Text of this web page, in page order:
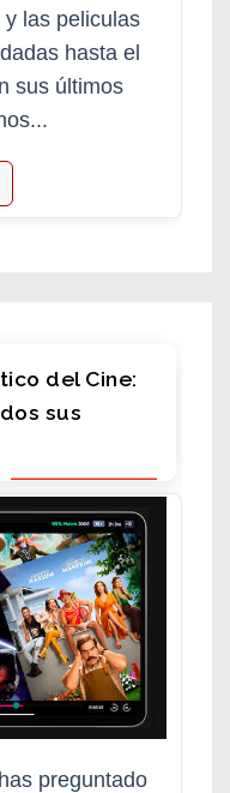
las peliculas
hasta el
sus últimos
del Cine:
sus
preguntado